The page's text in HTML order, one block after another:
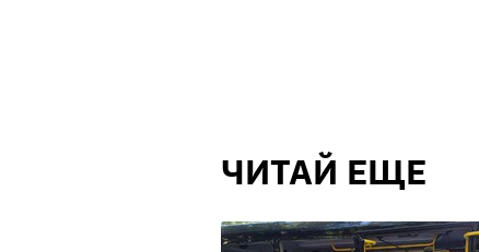
ЧИТАЙ ЕЩЕ